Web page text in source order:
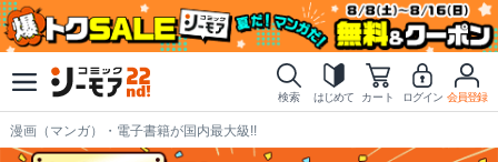
検索 はじめて カート ログイン 会員登録
漫画（マンガ）・電子書籍が国内最大級!!